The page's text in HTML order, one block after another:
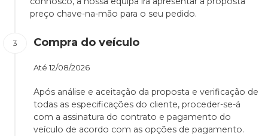
preço chave-na-mão para o seu pedido.
Compra do veículo
Até 12/08/2026
Após análise e aceitação da proposta e verificação de
todas as especificações do cliente, proceder-se-á
com a assinatura do contrato e pagamento do
veículo de acordo com as opções de pagamento.